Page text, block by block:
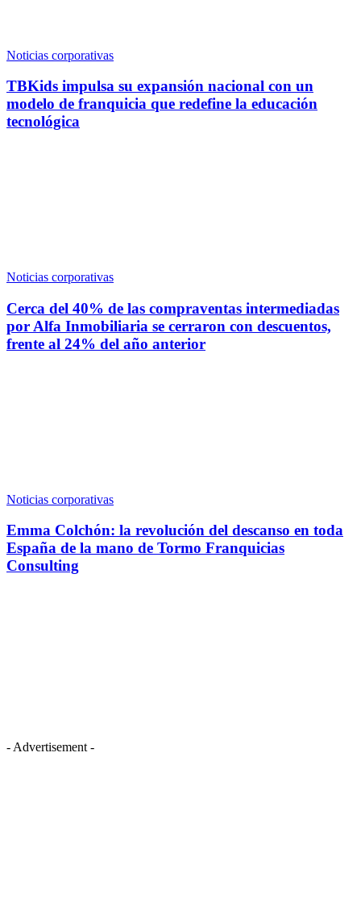
Noticias corporativas
TBKids impulsa su expansión nacional con un
modelo de franquicia que redefine la educación
tecnológica
Noticias corporativas
Cerca del 40% de las compraventas intermediadas
por Alfa Inmobiliaria se cerraron con descuentos,
frente al 24% del año anterior
Noticias corporativas
Emma Colchón: la revolución del descanso en toda
España de la mano de Tormo Franquicias
Consulting
- Advertisement -